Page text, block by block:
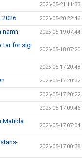
2026-05-21 11:33
2026 2026-05-20 22:46
namn 2026-05-19 07:44
tar för sig
2026-05-18 07:20
2026-05-17 20:48
2026-05-17 20:32
2026-05-17 20:22
2026-05-17 09:46
Matilda
2026-05-17 07:04
2026-05-17 00:38